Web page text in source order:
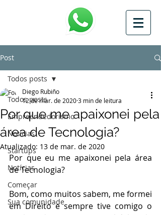
Post
Todos posts
Empreendedorismo
Notícias
Startups
Notícias
Começar
Sua comunidade
Todos posts
Por que me apaixonei pela
área de Tecnologia?
Diego Rubiño
12 de mar. de 20203 min de leitura
Atualizado: 13 de mar. de 2020
Por que eu me apaixonei pela área
de Tecnologia?
Bom, como muitos sabem, me formei
em Direito e sempre tive comigo o